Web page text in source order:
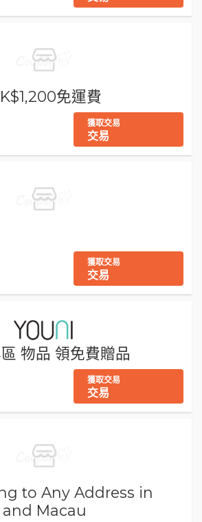
免運費
獲取交易
交易
獲取交易
交易
物品 領免費贈品
獲取交易
交易
to Any Address in
Macau